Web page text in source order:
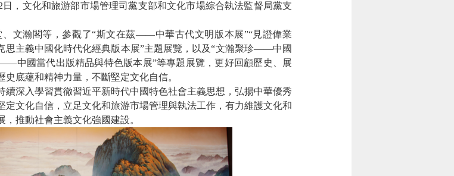
日，文化和旅游部市場管理司黨支部和文化市場綜合執法監督局黨支
文瀚閣等，參觀了“斯文在茲——中華古代文明版本展”“見證偉業
主義中國化時代化經典版本展”主題展覽 ， 以及“文瀚聚珍——中國
中國當代出版精品與特色版本展”等專題展覽，更好回顧歷史
展
底蘊和精神力量，不斷堅定文化自信。
續深入學習貫徹習近平新時代中國特色社會主義思想，弘揚中華優秀
文化自信，立足文化和旅游市場管理與執法工作， 有力維護文化和
推動社會主義文化強國建設。